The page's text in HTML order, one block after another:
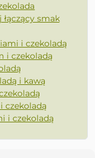
smak
i czekoladą
i czekoladą
i kawą
czekoladą
i czekoladą